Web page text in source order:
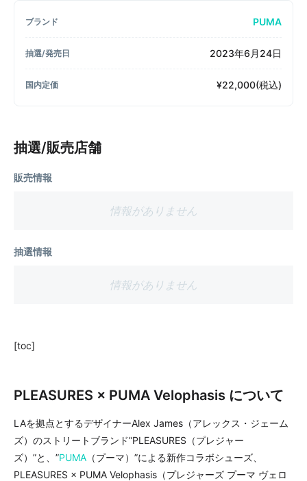
ブランド PUMA
抽選/発売日 2023年6月24日
国内定価 ¥22,000(税込)
抽選/販売店舗
販売情報
情報がありません
抽選情報
情報がありません
[toc]
PLEASURES × PUMA Velophasis について
LAを拠点とするデザイナーAlex James（アレックス・ジェーム
ズ）のストリートブランド”PLEASURES（プレジャー
ズ）”と、”PUMA （プーマ）”による新作コラボシューズ、
PLEASURES × PUMA Velophasis（プレジャーズ プーマ ヴェロ